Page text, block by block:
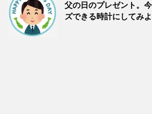
父の日のプレゼント。
ズできる時計にしてみよ